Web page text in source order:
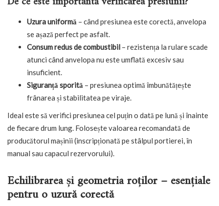
Uzura uniformă – când presiunea este corectă, anvelopa
se așază perfect pe asfalt.
Consum redus de combustibil – rezistența la rulare scade
atunci când anvelopa nu este umflată excesiv sau
insuficient.
Siguranță sporită – presiunea optimă îmbunătățește
frânarea și stabilitatea pe viraje.
Ideal este să verifici presiunea cel puțin o dată pe lună și înainte
de fiecare drum lung. Folosește valoarea recomandată de
producătorul mașinii (inscripționată pe stâlpul portierei, în
manual sau capacul rezervorului).
Echilibrarea și geometria roților – esențiale
pentru o uzură corectă